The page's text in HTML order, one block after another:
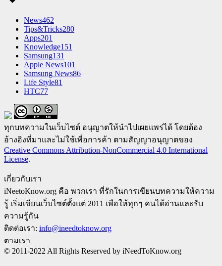
News462
Tips&Tricks280
Apps201
Knowledge151
Samsung131
Apple News101
Samsung News86
Life Style81
HTC77
ทุกบทความในเว็บไซต์ อนุญาตให้นำไปเผยแพร่ได้ โดยต้อง
อ้างอิงที่มาและไม่ใช้เพื่อการค้า ตามสัญญาอนุญาตของ
Creative Commons Attribution-NonCommercial 4.0 International
License.
เกี่ยวกับเรา
iNeetoKnow.org คือ พวกเรา ที่รักในการเขียนบทความให้ความ
รู้ เริ่มเขียนเว็บไซต์ตั้งแต่ 2011 เพือให้ทุกๆ คนได้อ่านและรับ
ความรู้กัน
ติดต่อเรา: info@ineedtoknow.org
ตามเรา
© 2011-2022 All Rights Reserved by iNeedToKnow.org